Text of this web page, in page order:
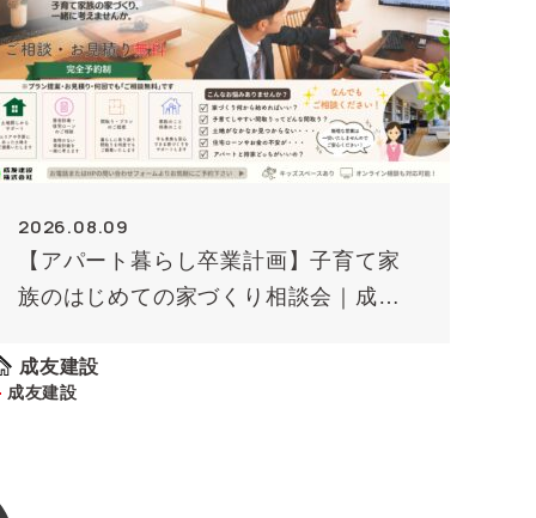
2026.08.09
【アパート暮らし卒業計画】子育て家
族のはじめての家づくり相談会｜成友
成友建設
成友建設